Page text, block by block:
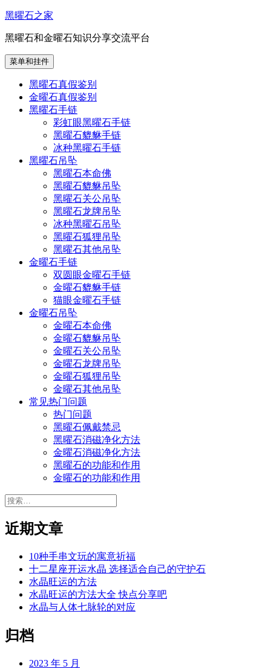
跳
内
容
黑曜石之家
黑曜石和金曜石知识分享交流平台
菜单和挂件
黑曜石真假鉴别
金曜石真假鉴别
黑曜石手链
彩虹眼黑曜石手链
黑曜石貔貅手链
冰种黑曜石手链
黑曜石吊坠
黑曜石本命佛
黑曜石貔貅吊坠
黑曜石关公吊坠
黑曜石龙牌吊坠
冰种黑曜石吊坠
黑曜石狐狸吊坠
黑曜石其他吊坠
金曜石手链
双圆眼金曜石手链
金曜石貔貅手链
猫眼金曜石手链
金曜石吊坠
金曜石本命佛
金曜石貔貅吊坠
金曜石关公吊坠
金曜石龙牌吊坠
金曜石狐狸吊坠
金曜石其他吊坠
常见热门问题
热门问题
黑曜石佩戴禁忌
黑曜石消磁净化方法
金曜石消磁净化方法
黑曜石的功能和作用
金曜石的功能和作用
搜
近期文章
10种手串文玩的寓意祈福
十二星座开运水晶 选择适合自己的守护石
水晶旺运的方法
水晶旺运的方法大全 快点分享吧
水晶与人体七脉轮的对应
归档
2023 年 5 月